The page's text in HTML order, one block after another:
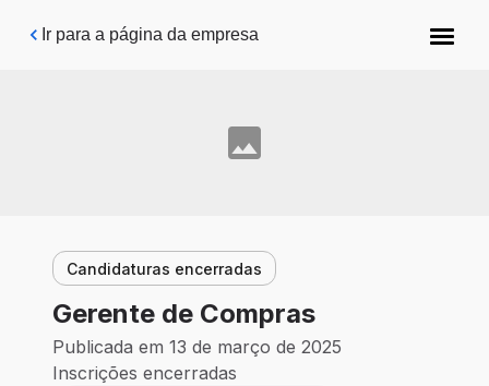
Pular para o conteúdo principal
Ir para a página da empresa
Candidaturas encerradas
Gerente de Compras
Publicada em 13 de março de 2025
Inscrições encerradas